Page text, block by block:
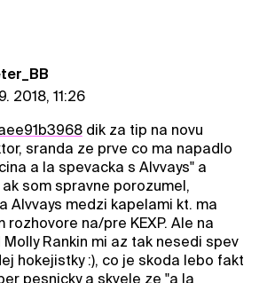
2018, 11:26
dik za tip na novu
sranda ze prve co ma napadlo
a la spevacka s Alvvays" a
som spravne porozumel,
Alvvays medzi kapelami kt. ma
rozhovore na/pre KEXP. Ale na
Rankin mi az tak nesedi spev
hokejistky :), co je skoda lebo fakt
pesnicky a skvele ze "a la